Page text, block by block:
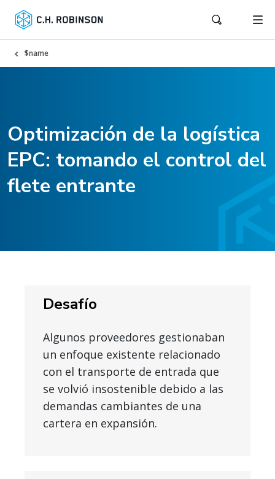
$name
Optimización de la logística
EPC: tomando el control del
flete entrante
Desafío
Algunos proveedores gestionaban
un enfoque existente relacionado
con el transporte de entrada que
se volvió insostenible debido a las
demandas cambiantes de una
cartera en expansión.